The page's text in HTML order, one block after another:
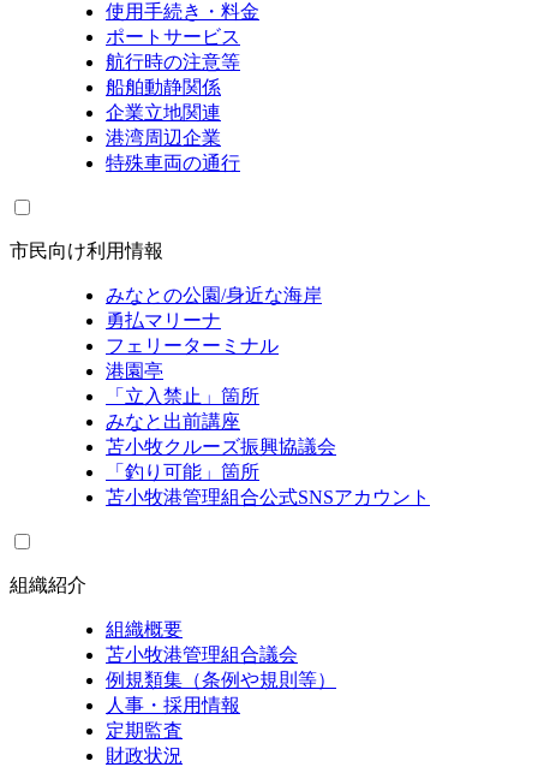
使用手続き・料金
ポートサービス
航行時の注意等
船舶動静関係
企業立地関連
港湾周辺企業
特殊車両の通行
市民向け利用情報
みなとの公園/身近な海岸
勇払マリーナ
フェリーターミナル
港園亭
「立入禁止」箇所
みなと出前講座
苫小牧クルーズ振興協議会
「釣り可能」箇所
苫小牧港管理組合公式SNSアカウント
組織紹介
組織概要
苫小牧港管理組合議会
例規類集（条例や規則等）
人事・採用情報
定期監査
財政状況